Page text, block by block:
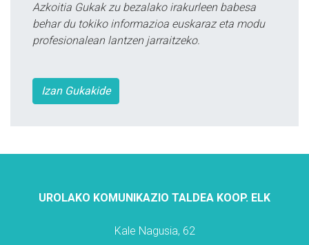
Azkoitia Gukak zu bezalako irakurleen babesa
behar du tokiko informazioa euskaraz eta modu
profesionalean lantzen jarraitzeko.
Izan Gukakide
UROLAKO KOMUNIKAZIO TALDEA KOOP. ELK
Kale Nagusia, 62